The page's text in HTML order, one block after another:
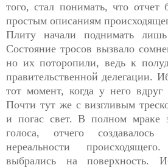
того, стал понимать, что отчет
простым описаниям
Плиту начали поднимать
Состояние тросов вызвало
но их поторопили, ведь к
правительственной делегации.
тот момент, когда у него вдруг
Почти тут же с визгливым
и погас свет. В полном мраке
голоса, отчего
нереальности
выбрались на поверхность.